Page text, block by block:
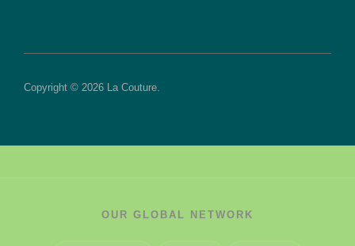
Copyright © 2026 La Couture.
OUR GLOBAL NETWORK